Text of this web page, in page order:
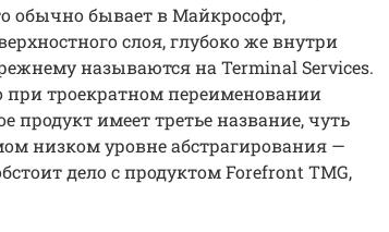
обычно бывает в Майкрософт,
слоя, глубоко же внутри
называются на Terminal Services.
при троекратном переименовании
продукт имеет третье название, чуть
низком уровне абстрагирования —
дело с продуктом Forefront TMG,